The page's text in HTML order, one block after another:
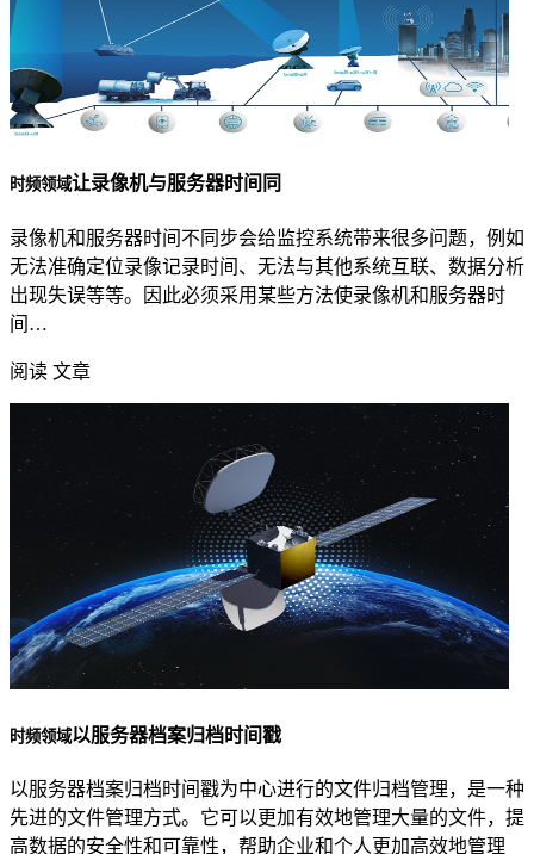
时频领域让录像机与服务器时间同
录像机和服务器时间不同步会给监控系统带来很多问题，例如
无法准确定位录像记录时间、无法与其他系统互联、数据分析
出现失误等等。因此必须采用某些方法使录像机和服务器时
间…
阅读 文章
时频领域以服务器档案归档时间戳
以服务器档案归档时间戳为中心进行的文件归档管理，是一种
先进的文件管理方式。它可以更加有效地管理大量的文件，提
高数据的安全性和可靠性，帮助企业和个人更加高效地管理